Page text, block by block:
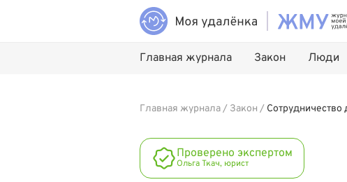
Главная журнала Закон Люди
Главная журнала/ Закон / Сотрудничество
Проверено экспертом
Ольга Ткач, юрист